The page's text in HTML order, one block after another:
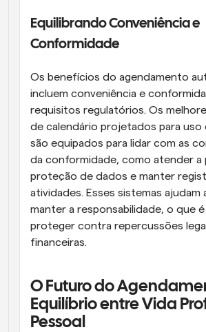
Equilibrando Conveniência e
Conformidade
Os benefícios do agendamento
incluem conveniência e
requisitos regulatórios. Os
de calendário projetados para uso
são equipados para lidar com as
da conformidade, como atender a
proteção de dados e manter
atividades. Esses sistemas ajudam
manter a responsabilidade, o que
proteger contra repercussões
financeiras.
O Futuro do
Equilíbrio entre Vida
Pessoal